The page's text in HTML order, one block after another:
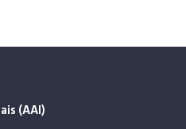
(AAI)